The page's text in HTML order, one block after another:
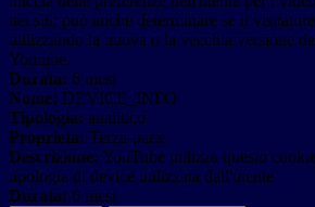
nei siti; può anche determinare se il
utilizzando la nuova o la vecchia versione
Youtube.
Durata: 6 mesi
Nome: DEVICE_INFO
Tipologia: analitico
Proprieta: Terza-parte
Descrizione: YouTube utilizza questo
tipologia di device utilizzata dall'utente
Durata: 6 mesi